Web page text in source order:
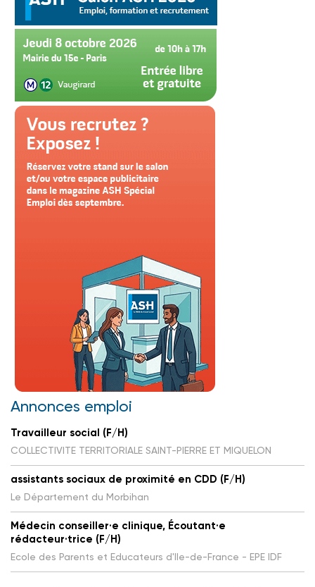
Annonces emploi
Travailleur social (F/H)
COLLECTIVITE TERRITORIALE SAINT-PIERRE ET MIQUELON
assistants sociaux de proximité en CDD (F/H)
Le Département du Morbihan
Médecin conseiller·e clinique, Écoutant·e
rédacteur·trice (F/H)
Ecole des Parents et Educateurs d'Ile-de-France - EPE IDF